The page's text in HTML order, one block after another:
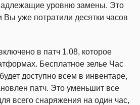
уровню замены. Это
Вы уже потратили десятки часов
в патч 1.08, которое
Бесплатное зелье Час
доступно всем в инвентаре,
патч. Это уменьшит все
всего снаряжения на один час,